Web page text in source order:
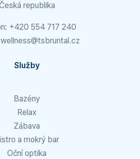
Česká republika
+420 554 717 240
wellness@tsbruntal.cz
Služby
Bazény
Relax
Zábava
a mokrý bar
Oční optika